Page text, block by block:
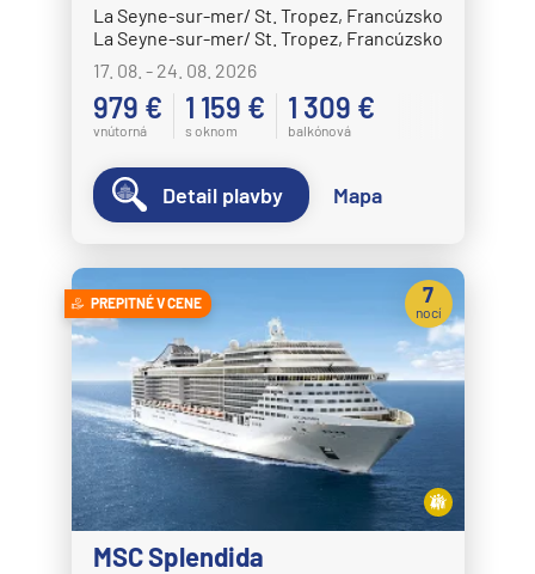
MSC Seaview
MSC Sinfonia
MSC Splendida
MSC World America
MSC World Atlantic
MSC World Europa
Norwegian Cruise Line
Norwegian Aqua
Norwegian Aura
Norwegian Bliss
Norwegian Breakaway
Norwegian Dawn
La Seyne-sur-mer/ St. Tropez, Francúzsko
La Seyne-sur-mer/ St. Tropez, Francúzsko
17. 08. - 24. 08. 2026
979 €
vnútorná
1 159 €
s oknom
1 309 €
balkónová
Detail plavby Mapa
PREPITNÉ V CENE
MSC Splendida
7
nocí